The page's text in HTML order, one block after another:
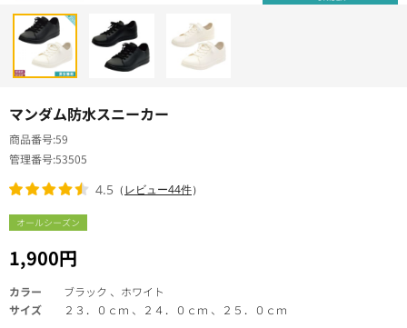
マンダム防水スニーカー
オールシーズン
1,900円
商品番号59
管理番号53505
4.5 （レビュー44件）
カラー
ブラック 、ホワイト
サイズ
２３．０ｃｍ 、２４．０ｃｍ 、２５．０ｃｍ